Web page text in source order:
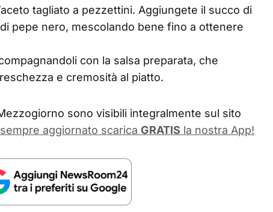
tagliato a pezzettini. Aggiungete il succo di
pepe nero, mescolando bene fino a ottenere
con la salsa preparata, che
e cremosità al piatto.
sono visibili integralmente sul sito
aggiornato scarica GRATIS la nostra App!